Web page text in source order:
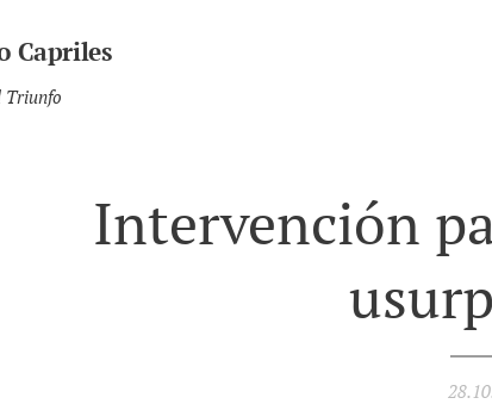
Capriles
Triunfo
Intervención